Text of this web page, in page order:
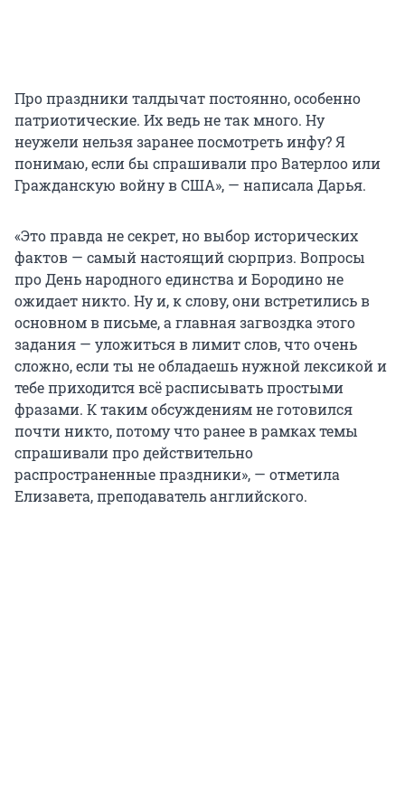
Про праздники талдычат постоянно, особенно
патриотические. Их ведь не так много. Ну
неужели нельзя заранее посмотреть инфу? Я
понимаю, если бы спрашивали про Ватерлоо или
Гражданскую войну в США», — написала Дарья.
«Это правда не секрет, но выбор исторических
фактов — самый настоящий сюрприз. Вопросы
про День народного единства и Бородино не
ожидает никто. Ну и, к слову, они встретились в
основном в письме, а главная загвоздка этого
задания — уложиться в лимит слов, что очень
сложно, если ты не обладаешь нужной лексикой и
тебе приходится всё расписывать простыми
фразами. К таким обсуждениям не готовился
почти никто, потому что ранее в рамках темы
спрашивали про действительно
распространенные праздники», — отметила
Елизавета, преподаватель английского.